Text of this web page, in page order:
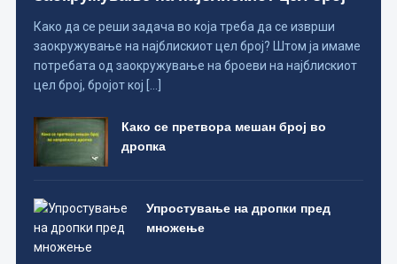
Како да се реши задача во која треба да се изврши
заокружување на најблискиот цел број? Штом ја имаме
потребата од заокружување на броеви на најблискиот
цел број, бројот кој […]
Како се претвора мешан број во
дропка
Упростување на дропки пред
множење